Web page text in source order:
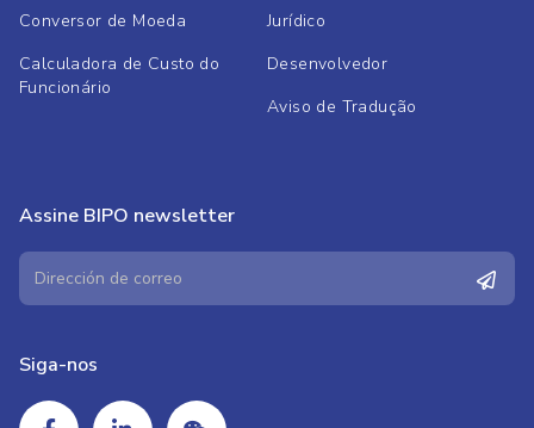
Conversor de Moeda
Calculadora de Custo do
Funcionário
Jurídico
Desenvolvedor
Aviso de Tradução
Assine BIPO newsletter
Siga-nos